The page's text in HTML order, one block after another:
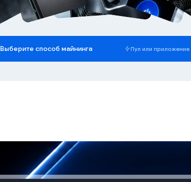
Выберите способ майнинга Пул или приложение